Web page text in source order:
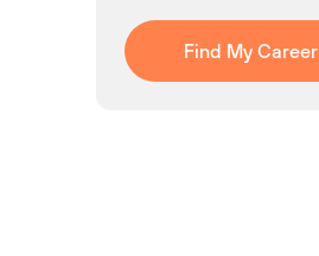
Find My Career